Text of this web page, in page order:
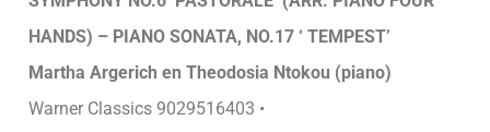
HANDS) – PIANO SONATA, NO.17 ‘ TEMPEST’
Martha Argerich en Theodosia Ntokou (piano)
Warner Classics 9029516403 •